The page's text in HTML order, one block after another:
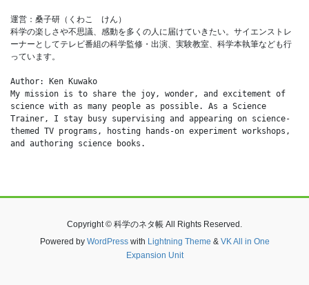
運営：桑子研（くわこ　けん）
科学の楽しさや不思議、感動を多くの人に届けていきたい。サイエンストレ
ーナーとしてテレビ番組の科学監修・出演、実験教室、科学本執筆なども行
っています。
Author: Ken Kuwako
My mission is to share the joy, wonder, and excitement of
science with as many people as possible. As a Science
Trainer, I stay busy supervising and appearing on science-
themed TV programs, hosting hands-on experiment workshops,
and authoring science books.
Copyright © 科学のネタ帳 All Rights Reserved.
Powered by WordPresswith Lightning Theme & VK All in One
Expansion Unit